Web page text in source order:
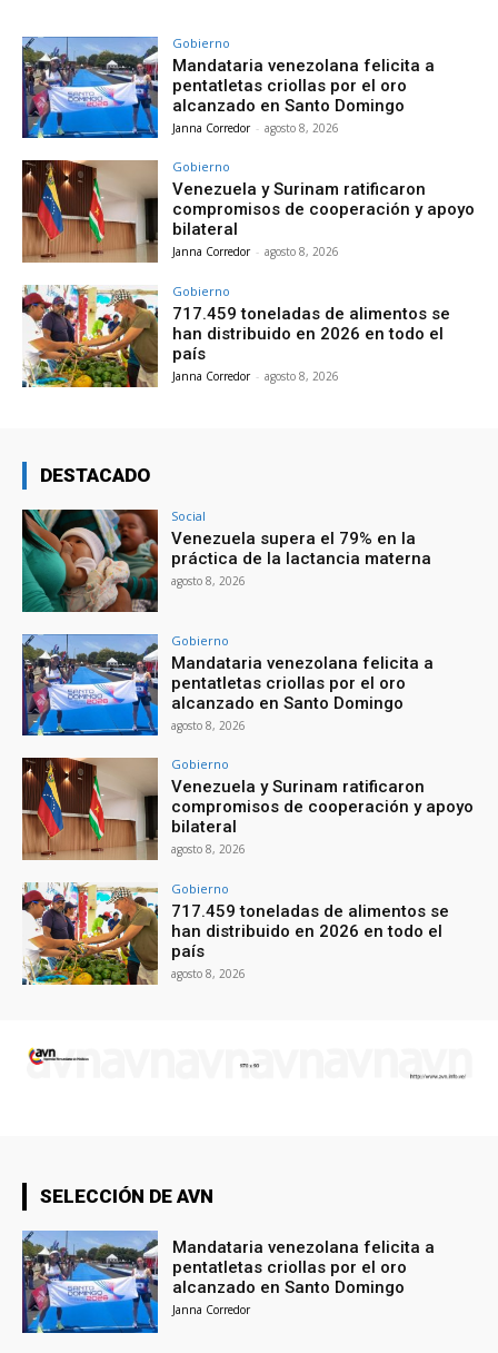
Gobierno
Mandataria venezolana felicita a
pentatletas criollas por el oro
alcanzado en Santo Domingo
Janna Corredor - agosto 8, 2026
Gobierno
Venezuela y Surinam ratificaron
compromisos de cooperación y apoyo
bilateral
Janna Corredor - agosto 8, 2026
Gobierno
717.459 toneladas de alimentos se
han distribuido en 2026 en todo el
país
Janna Corredor - agosto 8, 2026
DESTACADO
Social
Venezuela supera el 79% en la
práctica de la lactancia materna
agosto 8, 2026
Gobierno
Mandataria venezolana felicita a
pentatletas criollas por el oro
alcanzado en Santo Domingo
agosto 8, 2026
Gobierno
Venezuela y Surinam ratificaron
compromisos de cooperación y apoyo
bilateral
agosto 8, 2026
Gobierno
717.459 toneladas de alimentos se
han distribuido en 2026 en todo el
país
agosto 8, 2026
SELECCIÓN DE AVN
Mandataria venezolana felicita a
pentatletas criollas por el oro
alcanzado en Santo Domingo
Janna Corredor